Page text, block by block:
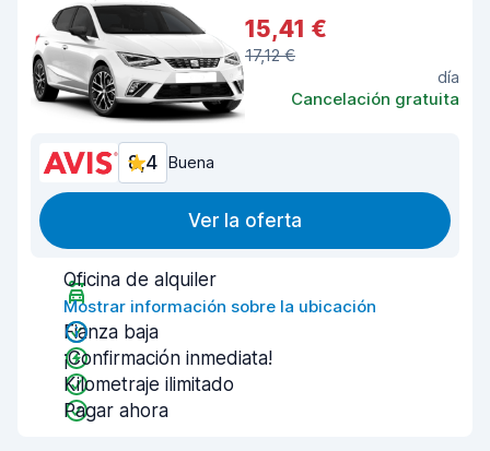
15,41 €
17,12 €
día
Cancelación gratuita
8,4 Buena
Ver la oferta
Oficina de alquiler
Mostrar información sobre la ubicación
Fianza baja
¡Confirmación inmediata!
Kilometraje ilimitado
Pagar ahora